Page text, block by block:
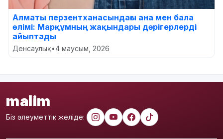
Алматы перзентханасындағы ана мен бала
өлімі: Марқұмның жақындары дәрігерлерді
айыптады
Денсаулық•4 маусым, 2026
malim
Біз әлеуметтік желіде: